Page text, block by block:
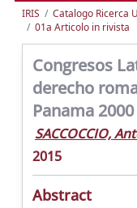
IRIS Catalogo Ricerca
01a Articolo in rivista
Congresos
derecho
Panama 2000
SACCOCCIO,
2015
Abstract